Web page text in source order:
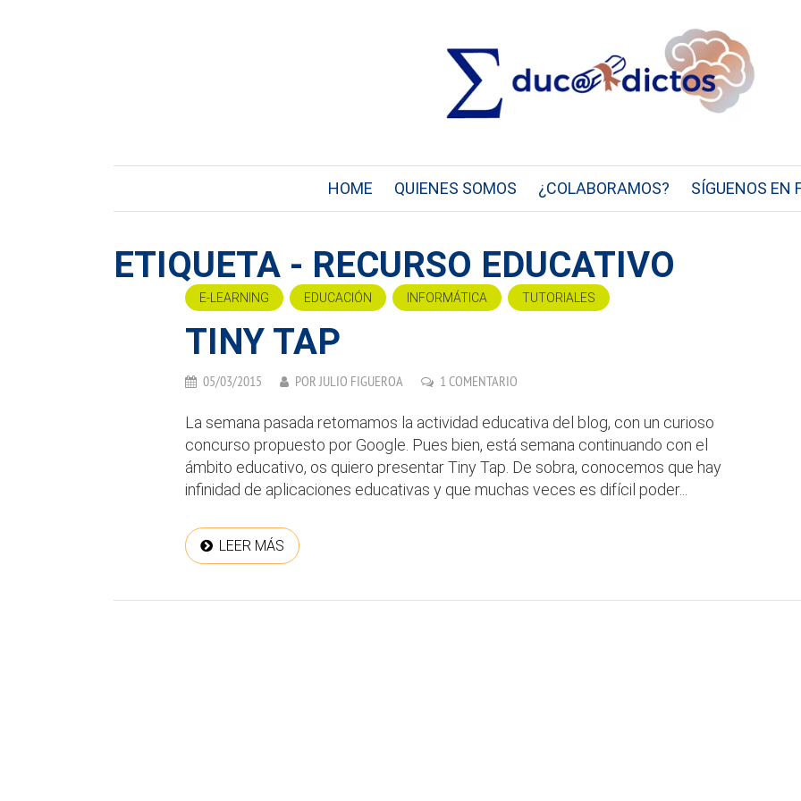
HOME QUIENES SOMOS ¿COLABORAMOS? SÍGUENOS EN
ETIQUETA - RECURSO EDUCATIVO
E-LEARNING EDUCACIÓN INFORMÁTICA TUTORIALES
TINY TAP
05/03/2015 PORJULIO FIGUEROA 1 COMENTARIO
La semana pasada retomamos la actividad educativa del blog, con un curioso
concurso propuesto por Google. Pues bien, está semana continuando con el
ámbito educativo, os quiero presentar Tiny Tap. De sobra, conocemos que hay
infinidad de aplicaciones educativas y que muchas veces es difícil poder...
LEER MÁS